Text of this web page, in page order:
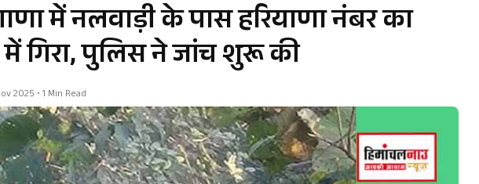
में नलवाड़ी के पास हरियाणा नंबर का
गिरा, पुलिस ने जांच शुरू की
2025 • 1 Min Read